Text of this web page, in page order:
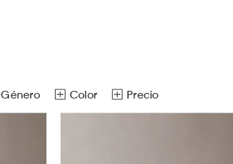
Género Color Precio
$1699- $2999